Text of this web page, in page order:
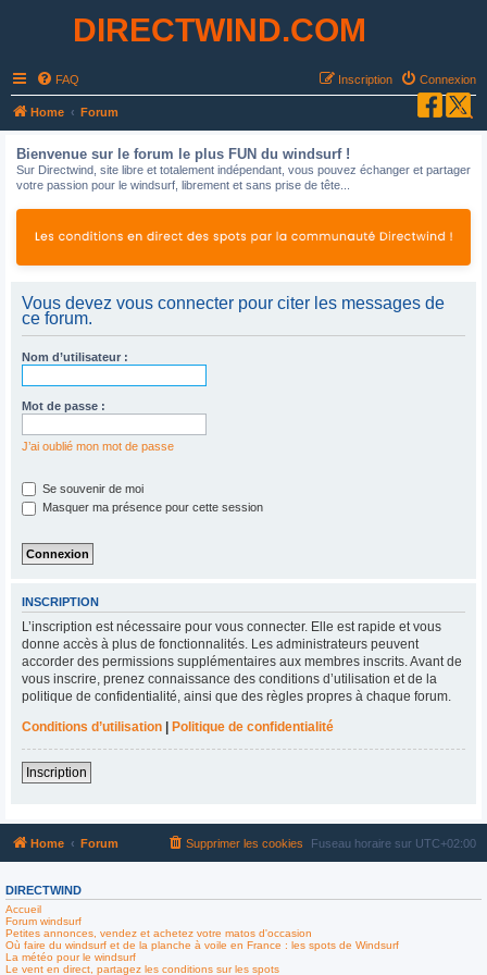
DIRECTWIND.COM
FAQ Connexion
Inscription
Home Forum
Bienvenue sur le forum le plus FUN du windsurf !
Sur Directwind, site libre et totalement indépendant, vous pouvez échanger et partager
votre passion pour le windsurf, librement et sans prise de tête...
Vous devez vous connecter pour citer les messages de
ce forum.
Nom d’utilisateur :
Mot de passe :
J’ai oublié mon mot de passe
Se souvenir de moi
Masquer ma présence pour cette session
INSCRIPTION
L’inscription est nécessaire pour vous connecter. Elle est rapide et vous
donne accès à plus de fonctionnalités. Les administrateurs peuvent
accorder des permissions supplémentaires aux membres inscrits. Avant de
vous inscrire, prenez connaissance des conditions d’utilisation et de la
politique de confidentialité, ainsi que des règles propres à chaque forum.
Conditions d’utilisation
Politique de confidentialité
Inscription
Home Forum Fuseau horaire sur UTC+02:00
Supprimer les cookies
DIRECTWIND
Accueil
Forum windsurf
Petites annonces, vendez et achetez votre matos d'occasion
Où faire du windsurf et de la planche à voile en France : les spots de Windsurf
La météo pour le windsurf
Le vent en direct, partagez les conditions sur les spots